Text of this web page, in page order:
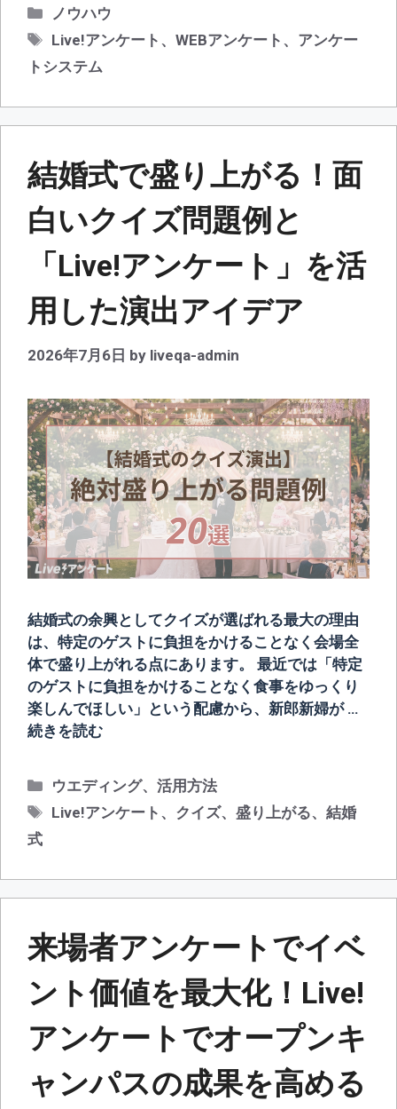
カ
テ
リ
ノウハウ
タ
グ
Live!アンケート 、WEBアンケート 、 アンケー
トシステム
結婚式で盛り上がる！面
白いクイズ問題例と
「Live!アンケート」を活
用した演出アイデア
2026年7月6日 by liveqa-admin
結婚式の余興としてクイズが選ばれる最大の理由
は、特定のゲストに負担をかけることなく会場全
体で盛り上がれる点にあります。 最近では「特定
のゲストに負担をかけることなく食事をゆっくり
楽しんでほしい」という配慮から、新郎新婦が …
続きを読む
カ
テ
ウエディング、活用方法
タ
Live!アンケート 、 クイズ、盛り上がる、結婚
式
来場者アンケートでイベ
ント価値を最大化！Live!
アンケートでオープンキ
ャンパスの成果を高める